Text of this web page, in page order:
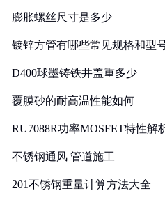
膨胀螺丝尺寸是多少
镀锌方管有哪些常见规格和型
D400球墨铸铁井盖重多少
覆膜砂的耐高温性能如何
RU7088R功率MOSFET特性解
不锈钢通风 管道施工
201不锈钢重量计算方法大全